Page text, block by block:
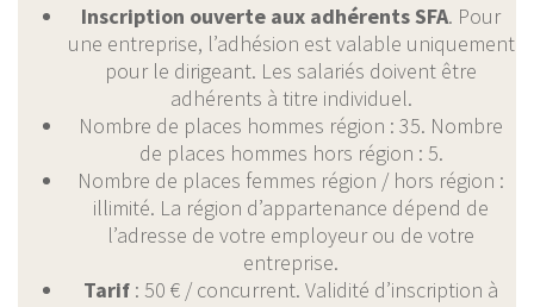
Inscription ouverte aux adhérents SFA. Pour
une entreprise, l’adhésion est valable uniquement
pour le dirigeant. Les salariés doivent être
adhérents à titre individuel.
Nombre de places hommes région : 35. Nombre
de places hommes hors région : 5.
Nombre de places femmes région / hors région :
illimité. La région d’appartenance dépend de
l’adresse de votre employeur ou de votre
entreprise.
Tarif : 50 € / concurrent. Validité d’inscription à